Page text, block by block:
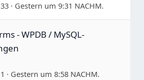
33 Gestern um 9:31 NACHM.
- WPDB / MySQL-
1 Gestern um 8:58 NACHM.